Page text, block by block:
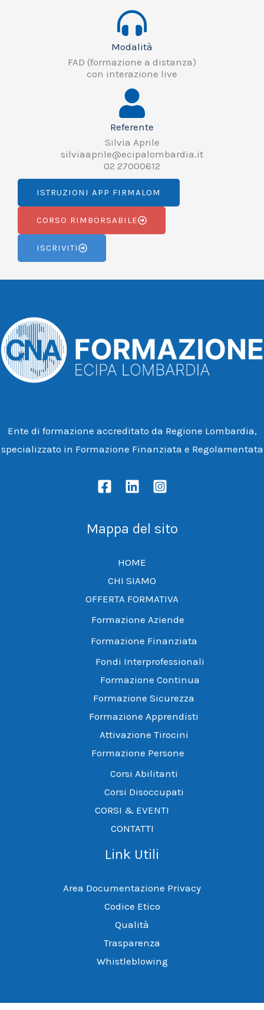
Modalità
FAD (formazione a distanza)
con interazione live
Referente
Silvia Aprile
silviaaprile@ecipalombardia.it
02 27000612
ISTRUZIONI APP FIRMALOM
CORSO RIMBORSABILE
ISCRIVITI
Ente di formazione accreditato da Regione Lombardia,
specializzato in Formazione Finanziata e Regolamentata
Mappa del sito
HOME
CHI SIAMO
OFFERTA FORMATIVA
Formazione Aziende
Formazione Finanziata
Fondi Interprofessionali
Formazione Continua
Formazione Sicurezza
Formazione Apprendisti
Attivazione Tirocini
Formazione Persone
Corsi Abilitanti
Corsi Disoccupati
CORSI & EVENTI
CONTATTI
Link Utili
Area Documentazione Privacy
Codice Etico
Qualità
Trasparenza
Whistleblowing